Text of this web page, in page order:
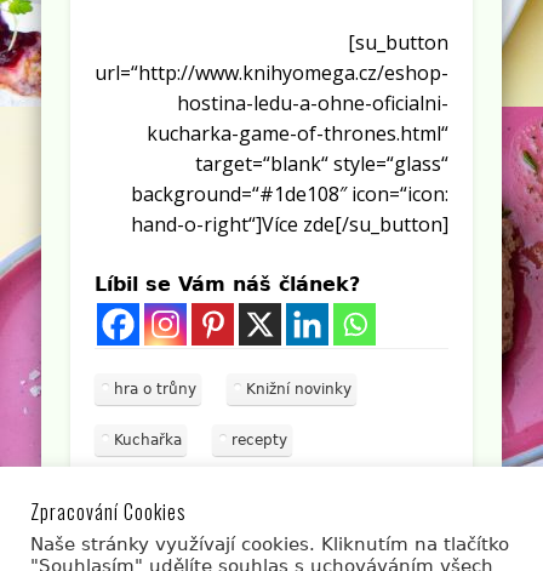
[su_button
url=“http://www.knihyomega.cz/eshop-
hostina-ledu-a-ohne-oficialni-
kucharka-game-of-thrones.html“
target=“blank“ style=“glass“
background=“#1de108″ icon=“icon:
hand-o-right“]Více zde[/su_button]
Líbil se Vám náš článek?
hra o trůny Knižní novinky
Kuchařka recepty
Líbí se Vám článek? Sdílejte jej s přáteli.
Zpracování Cookies
Naše stránky využívají cookies. Kliknutím na tlačítko
"Souhlasím" udělíte souhlas s uchováváním všech